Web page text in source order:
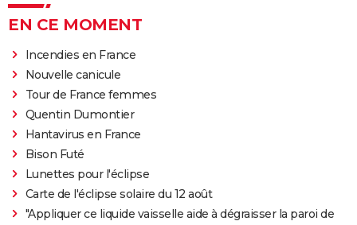
EN CE MOMENT
Incendies en France
Nouvelle canicule
Tour de France femmes
Quentin Dumontier
Hantavirus en France
Bison Futé
Lunettes pour l'éclipse
Carte de l'éclipse solaire du 12 août
"Appliquer ce liquide vaisselle aide à dégraisser la paroi de